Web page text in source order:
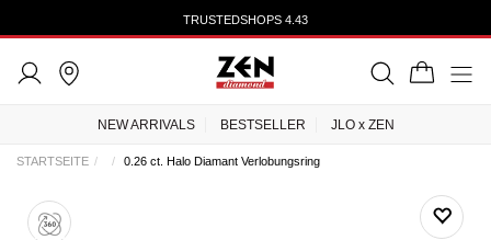
TRUSTEDSHOPS 4.43
NEW ARRIVALS BESTSELLER JLO x ZEN
STARTSEITE 0.26 ct. Halo Diamant Verlobungsring